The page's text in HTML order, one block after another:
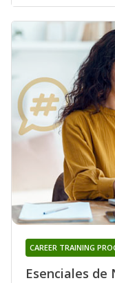
Esenciales de
CAREER TRAINING